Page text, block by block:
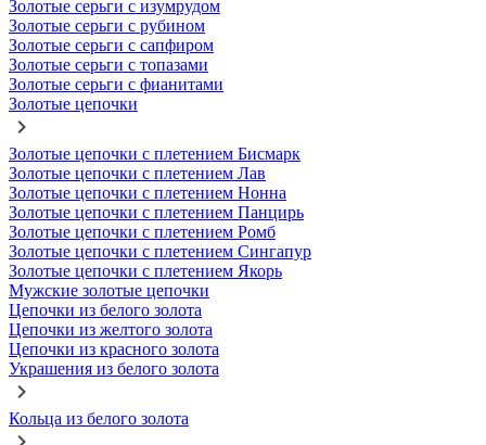
Золотые серьги с изумрудом
Золотые серьги с рубином
Золотые серьги с сапфиром
Золотые серьги с топазами
Золотые серьги с фианитами
Золотые цепочки
Золотые цепочки с плетением Бисмарк
Золотые цепочки с плетением Лав
Золотые цепочки с плетением Нонна
Золотые цепочки с плетением Панцирь
Золотые цепочки с плетением Ромб
Золотые цепочки с плетением Сингапур
Золотые цепочки с плетением Якорь
Мужские золотые цепочки
Цепочки из белого золота
Цепочки из желтого золота
Цепочки из красного золота
Украшения из белого золота
Кольца из белого золота